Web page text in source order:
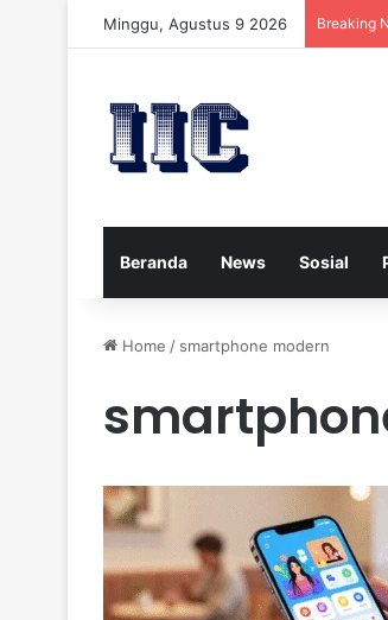
Minggu, Agustus 9 2026 Breaking
Beranda News Sosial
Home / smartphone modern